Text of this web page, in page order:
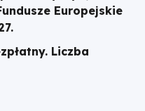
Europejskie
Liczba